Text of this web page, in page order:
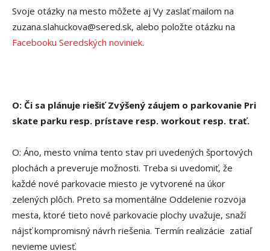
Svoje otázky na mesto môžete aj Vy zaslať mailom na
zuzana.slahuckova@sered.sk, alebo položte otázku na
Facebooku Seredských noviniek.
O: Či sa plánuje riešiť Zvýšený záujem o parkovanie Pri
skate parku resp. prístave resp. workout resp. trať.
O: Áno, mesto vníma tento stav pri uvedených športových
plochách a preveruje možnosti. Treba si uvedomiť, že
každé nové parkovacie miesto je vytvorené na úkor
zelených plôch. Preto sa momentálne Oddelenie rozvoja
mesta, ktoré tieto nové parkovacie plochy uvažuje, snaží
nájsť kompromisný návrh riešenia. Termín realizácie zatiaľ
nevieme uviesť.